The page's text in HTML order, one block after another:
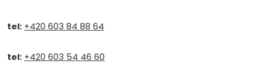
tel: +420 603 84 88 64
tel: +420 603 54 46 60